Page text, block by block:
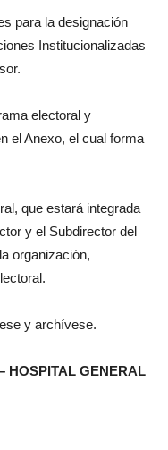
para la designación
Institucionalizadas
electoral y
el Anexo, el cual forma
que estará integrada
y el Subdirector del
organización,
y archívese.
HOSPITAL GENERAL